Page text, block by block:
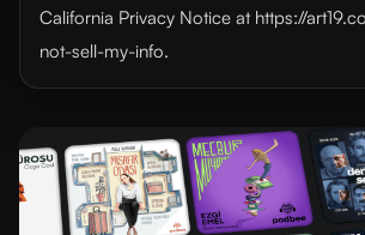
California Privacy Notice at https://
not-sell-my-info.